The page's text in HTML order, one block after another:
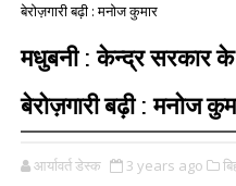
बेरोज़गारी बढ़ी : मनोज कुमार
मधुबनी : केन्द्र सरकार
बेरोज़गारी बढ़ी : मनोज
आर्यावर्त डेस्क 3 years ago